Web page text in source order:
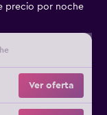
precio por noche
Ver oferta